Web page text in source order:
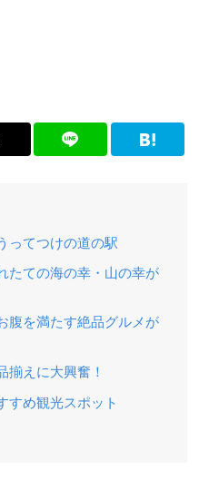
ってつけの道の駅
たての海の幸・山の幸が
腹を満たす絶品グルメが
揃えに大興奮！
すめ観光スポット